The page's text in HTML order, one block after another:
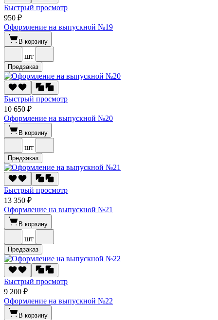
Быстрый просмотр
950 ₽
Оформление на выпускной №19
В корзину
шт
Предзаказ
Быстрый просмотр
10 650 ₽
Оформление на выпускной №20
В корзину
шт
Предзаказ
Быстрый просмотр
13 350 ₽
Оформление на выпускной №21
В корзину
шт
Предзаказ
Быстрый просмотр
9 200 ₽
Оформление на выпускной №22
В корзину